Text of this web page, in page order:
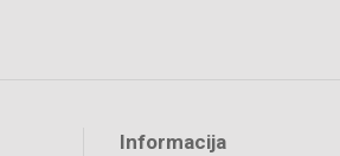
Informacija